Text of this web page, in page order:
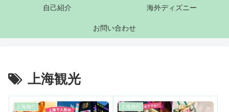
自己紹介 海外ディズニー
お問い合わせ
上海観光
上海旅行 上海旅行